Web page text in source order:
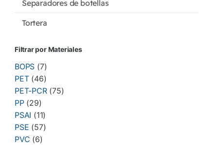
Separadores de botellas
Tortera
Filtrar por Materiales
BOPS (7)
PET (46)
PET-PCR (75)
PP (29)
PSAI (11)
PSE (57)
PVC (6)